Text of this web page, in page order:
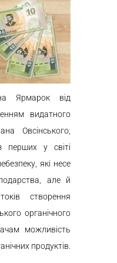
Ярмарок від
видатного
Овсінського,
у світі
які несе
але й
створення
органічного
можливість
продуктів.